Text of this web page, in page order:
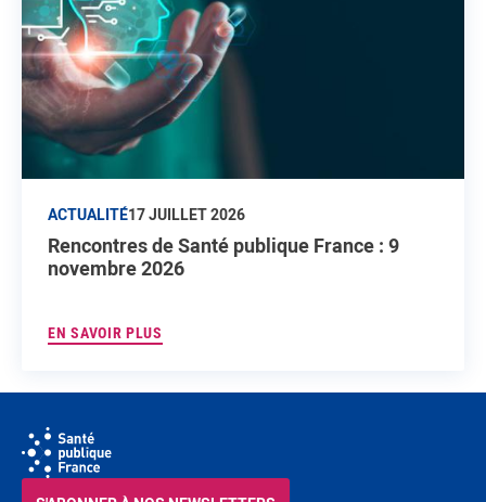
ACTUALITÉ17 JUILLET 2026
Rencontres de Santé publique France : 9
novembre 2026
EN SAVOIR PLUS